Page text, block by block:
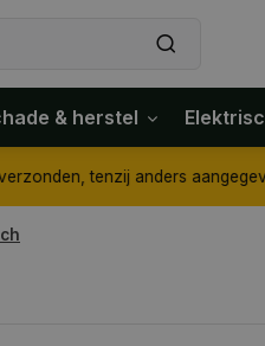
& herstel
tenzij anders aangegeven